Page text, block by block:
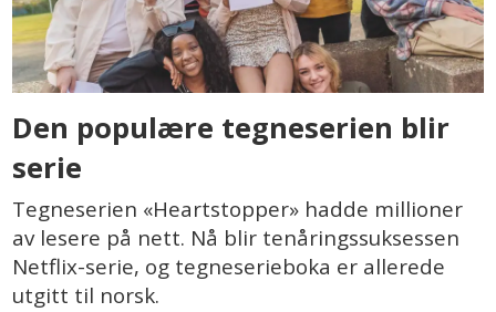
Den populære tegneserien blir
serie
Tegneserien «Heartstopper» hadde millioner
av lesere på nett. Nå blir tenåringssuksessen
Netflix-serie, og tegneserieboka er allerede
utgitt til norsk.